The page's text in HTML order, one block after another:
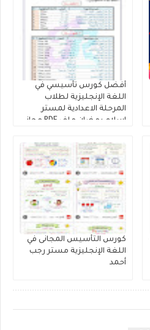
أفضل كورس تأسيسي في
اللغة الإنجليزية لطلاب
المرحلة الاعدادية لمستر
إسلام رمضان ملف PDF مجانى
كورس التأسيس المجانى في
اللغة الإنجليزية مستر رجب
أحمد